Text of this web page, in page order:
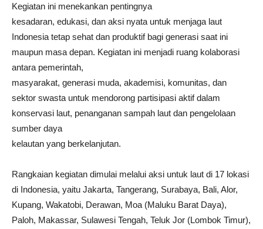
Kegiatan ini menekankan pentingnya
kesadaran, edukasi, dan aksi nyata untuk menjaga laut
Indonesia tetap sehat dan produktif bagi generasi saat ini
maupun masa depan. Kegiatan ini menjadi ruang kolaborasi
antara pemerintah,
masyarakat, generasi muda, akademisi, komunitas, dan
sektor swasta untuk mendorong partisipasi aktif dalam
konservasi laut, penanganan sampah laut dan pengelolaan
sumber daya
kelautan yang berkelanjutan.
Rangkaian kegiatan dimulai melalui aksi untuk laut di 17 lokasi
di Indonesia, yaitu Jakarta, Tangerang, Surabaya, Bali, Alor,
Kupang, Wakatobi, Derawan, Moa (Maluku Barat Daya),
Paloh, Makassar, Sulawesi Tengah, Teluk Jor (Lombok Timur),